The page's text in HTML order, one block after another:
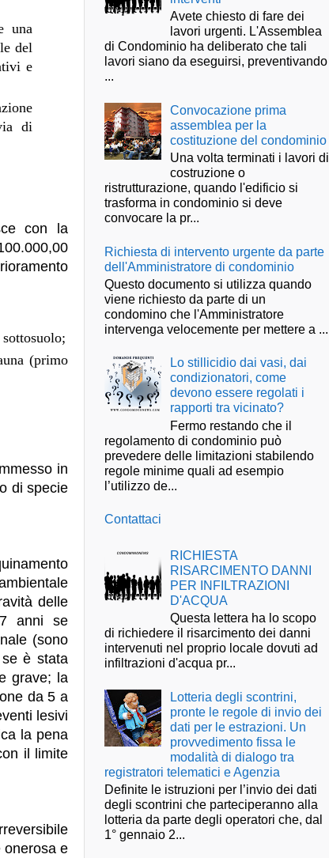
una
del
e
di
con la
(primo
in
di specie
delle
anni se
(sono
è stata
grave; la
da 5 a
lesivi
la pena
il limite
onerosa e
Avete chiesto di fare dei
lavori urgenti. L'Assemblea
di Condominio ha deliberato che tali
lavori siano da eseguirsi, preventivando
...
Convocazione prima
assemblea per la
costituzione del condominio
Una volta terminati i lavori di
costruzione o
ristrutturazione, quando l'edificio si
trasforma in condominio si deve
convocare la pr...
Richiesta di intervento urgente da parte
dell'Amministratore di condominio
Questo documento si utilizza quando
viene richiesto da parte di un
condomino che l'Amministratore
intervenga velocemente per mettere a ...
Lo stillicidio dai vasi, dai
condizionatori, come
devono essere regolati i
rapporti tra vicinato?
Fermo restando che il
regolamento di condominio può
prevedere delle limitazioni stabilendo
regole minime quali ad esempio
l’utilizzo de...
Contattaci
RICHIESTA
RISARCIMENTO DANNI
PER INFILTRAZIONI
D'ACQUA
Questa lettera ha lo scopo
di richiedere il risarcimento dei danni
intervenuti nel proprio locale dovuti ad
infiltrazioni d'acqua pr...
Lotteria degli scontrini,
pronte le regole di invio dei
dati per le estrazioni. Un
provvedimento fissa le
modalità di dialogo tra
registratori telematici e Agenzia
Definite le istruzioni per l’invio dei dati
degli scontrini che parteciperanno alla
lotteria da parte degli operatori che, dal
1° gennaio 2...